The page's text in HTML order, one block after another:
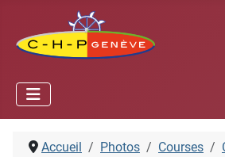
Accueil Photos Courses